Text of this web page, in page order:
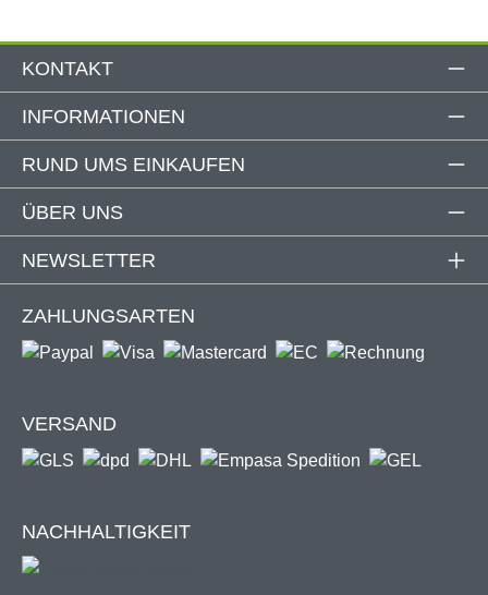
KONTAKT
INFORMATIONEN
RUND UMS EINKAUFEN
ÜBER UNS
NEWSLETTER
ZAHLUNGSARTEN
VERSAND
NACHHALTIGKEIT